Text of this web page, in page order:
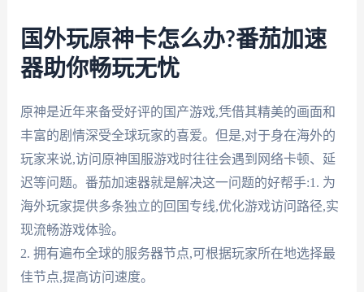
国外玩原神卡怎么办?番茄加速
器助你畅玩无忧
原神是近年来备受好评的国产游戏,凭借其精美的画面和
丰富的剧情深受全球玩家的喜爱。但是,对于身在海外的
玩家来说,访问原神国服游戏时往往会遇到网络卡顿、延
迟等问题。番茄加速器就是解决这一问题的好帮手:1. 为
海外玩家提供多条独立的回国专线,优化游戏访问路径,实
现流畅游戏体验。
2. 拥有遍布全球的服务器节点,可根据玩家所在地选择最
佳节点,提高访问速度。